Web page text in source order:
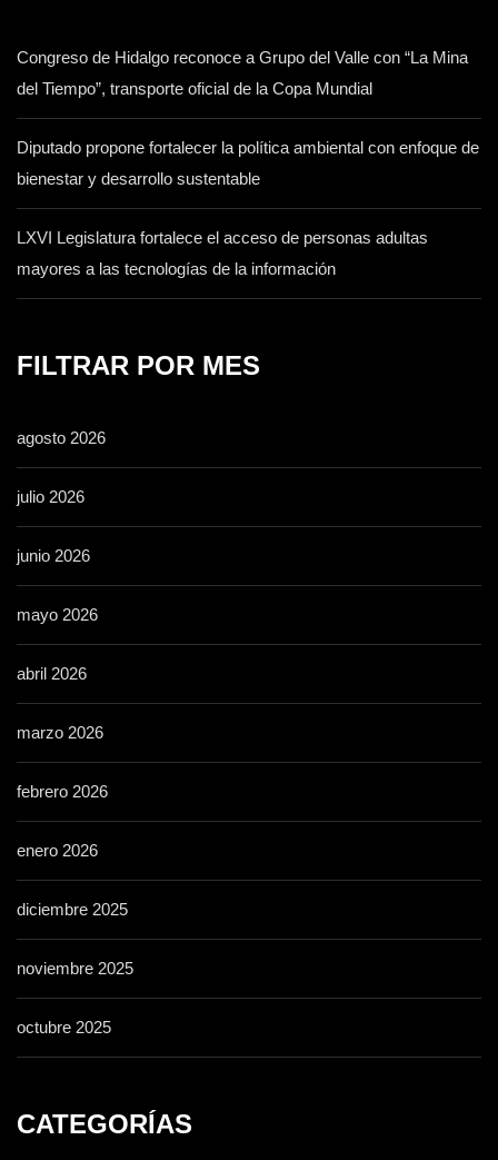
Congreso de Hidalgo reconoce a Grupo del Valle con “La Mina
del Tiempo”, transporte oficial de la Copa Mundial
Diputado propone fortalecer la política ambiental con enfoque de
bienestar y desarrollo sustentable
LXVI Legislatura fortalece el acceso de personas adultas
mayores a las tecnologías de la información
FILTRAR POR MES
agosto 2026
julio 2026
junio 2026
mayo 2026
abril 2026
marzo 2026
febrero 2026
enero 2026
diciembre 2025
noviembre 2025
octubre 2025
CATEGORÍAS